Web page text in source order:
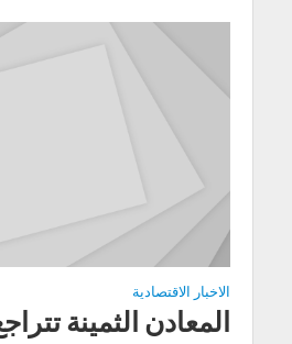
الاخبار الاقتصادية
المعادن الثمينة